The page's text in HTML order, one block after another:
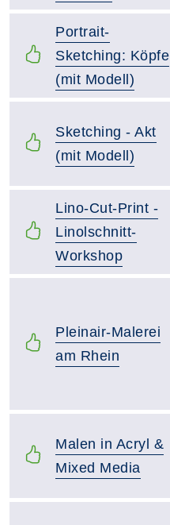
Portrait-
Sketching: Köpfe
(mit Modell)
Sketching - Akt
(mit Modell)
Lino-Cut-Print -
Linolschnitt-
Workshop
Pleinair-Malerei
am Rhein
Malen in Acryl &
Mixed Media